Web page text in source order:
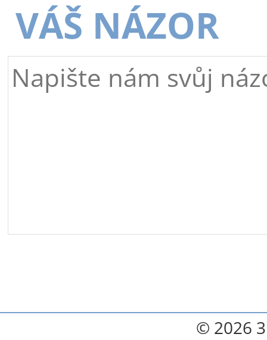
VÁŠ NÁZOR
© 2026